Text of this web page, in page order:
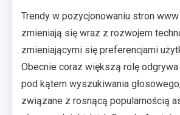
Trendy w pozycjonowaniu stron
zmieniają się wraz z rozwojem
zmieniającymi się preferencjami
Obecnie coraz większą rolę
pod kątem wyszukiwania
związane z rosnącą popularnością